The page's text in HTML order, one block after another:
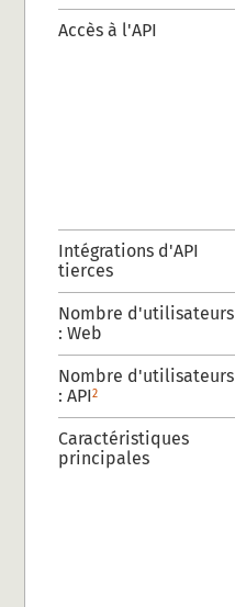
Accès à l'API
Intégrations d'API
tierces
Nombre d'utilisateurs
: Web
Nombre d'utilisateurs
: API2
Caractéristiques
principales